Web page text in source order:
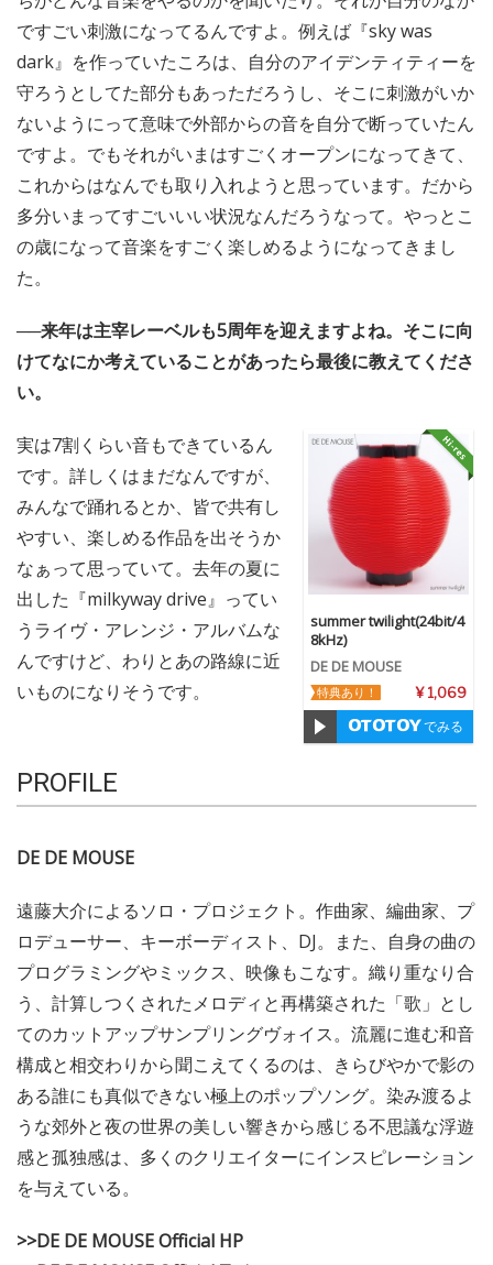
ですごい刺激になってるんですよ。例えば『sky was
dark』を作っていたころは、自分のアイデンティティーを
守ろうとしてた部分もあっただろうし、そこに刺激がいか
ないようにって意味で外部からの音を自分で断っていたん
ですよ。でもそれがいまはすごくオープンになってきて、
これからはなんでも取り入れようと思っています。だから
多分いまってすごいいい状況なんだろうなって。やっとこ
の歳になって音楽をすごく楽しめるようになってきまし
た。
──来年は主宰レーベルも5周年を迎えますよね。そこに向
けてなにか考えていることがあったら最後に教えてくださ
い。
summer twilight(24bit/4
8kHz)
DE DE MOUSE
¥ 1,069
特典あり！
でみる
実は7割くらい音もできているん
です。詳しくはまだなんですが、
みんなで踊れるとか、皆で共有し
やすい、楽しめる作品を出そうか
なぁって思っていて。去年の夏に
出した『milkyway drive』ってい
うライヴ・アレンジ・アルバムな
んですけど、わりとあの路線に近
いものになりそうです。
PROFILE
DE DE MOUSE
遠藤大介によるソロ・プロジェクト。作曲家、編曲家、プ
ロデューサー、キーボーディスト、DJ。また、自身の曲の
プログラミングやミックス、映像もこなす。織り重なり合
う、計算しつくされたメロディと再構築された「歌」とし
てのカットアップサンプリングヴォイス。流麗に進む和音
構成と相交わりから聞こえてくるのは、きらびやかで影の
ある誰にも真似できない極上のポップソング。染み渡るよ
うな郊外と夜の世界の美しい響きから感じる不思議な浮遊
感と孤独感は、多くのクリエイターにインスピレーション
を与えている。
>>DE DE MOUSE Official HP